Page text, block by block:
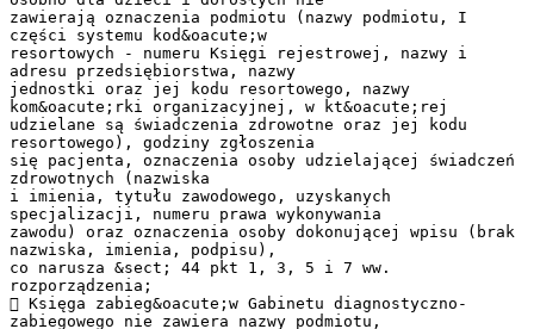
zawierają oznaczenia podmiotu (nazwy podmiotu, I
części systemu kod&oacute;w
resortowych - numeru Księgi rejestrowej, nazwy i
adresu przedsiębiorstwa, nazwy
jednostki oraz jej kodu resortowego, nazwy
kom&oacute;rki organizacyjnej, w kt&oacute;rej
udzielane są świadczenia zdrowotne oraz jej kodu
resortowego), godziny zgłoszenia
się pacjenta, oznaczenia osoby udzielającej świadczeń
zdrowotnych (nazwiska
i imienia, tytułu zawodowego, uzyskanych
specjalizacji, numeru prawa wykonywania
zawodu) oraz oznaczenia osoby dokonującej wpisu (brak
nazwiska, imienia, podpisu),
co narusza &sect; 44 pkt 1, 3, 5 i 7 ww.
rozporządzenia;
 Księga zabieg&oacute;w Gabinetu diagnostyczno-
zabiegowego nie zawiera nazwy podmiotu,